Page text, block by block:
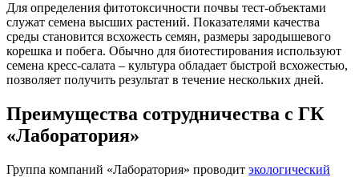
Для определения фитотоксичности почвы тест-объектами
служат семена высших растений. Показателями качества
среды становится всхожесть семян, размеры зародышевого
корешка и побега. Обычно для биотестирования используют
семена кресс-салата – культура обладает быстрой всхожестью,
позволяет получить результат в течение нескольких дней.
Преимущества сотрудничества с ГК
«Лаборатория»
Группа компаний «Лаборатория» проводит экологический